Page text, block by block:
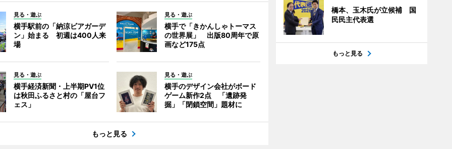
見る・遊ぶ
横手駅前の「納涼ビアガーデ
ン」始まる 初週は400人来
場
見る・遊ぶ
横手で「きかんしゃトーマス
の世界展」 出版80周年で原
画など175点
見る・遊ぶ
横手経済新聞・上半期PV1位
は秋田ふるさと村の「屋台フ
ェス」
見る・遊ぶ
横手のデザイン会社がボード
ゲーム新作2点 「遺跡発
掘」「閉鎖空間」題材に
もっと見る
橋本、玉木氏が立候補 国
民民主代表選
もっと見る